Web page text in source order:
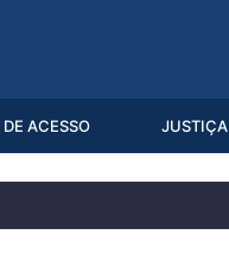
ACESSO JUSTIÇA